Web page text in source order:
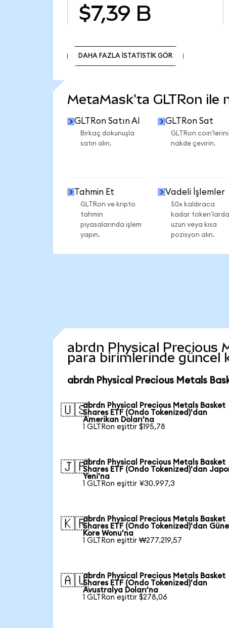
$7,39 B
DAHA FAZLA İSTATİSTİK GÖR
MetaMask'ta GLTRon ile
GLTRon Satın Al
Birkaç dokunuşla
satın alın.
GLTRon Sat
GLTRon
nakde çevirin.
Tahmin Et
GLTRon ve kripto
tahmin
piyasalarında işlem
yapın.
Vadeli İşlemler
50x kaldıraca
kadar token'larda
uzun veya kısa
pozisyon alın.
abrdn Physical Precious
para birimlerinde güncel
abrdn Physical Precious Metals
🇺🇸abrdn Physical Precious Metals Basket
Shares ETF (Ondo Tokenized)'dan
Amerikan Doları'na
1 GLTRon eşittir $195,78
🇯🇵abrdn Physical Precious Metals Basket
Shares ETF (Ondo Tokenized)'dan
Yeni'na
1 GLTRon eşittir ¥30.997,3
🇰🇷abrdn Physical Precious Metals Basket
Shares ETF (Ondo Tokenized)'dan
Kore Wonu'na
1 GLTRon eşittir ₩277.219,57
🇦🇺abrdn Physical Precious Metals Basket
Shares ETF (Ondo Tokenized)'dan
Avustralya Doları'na
1 GLTRon eşittir $278,06